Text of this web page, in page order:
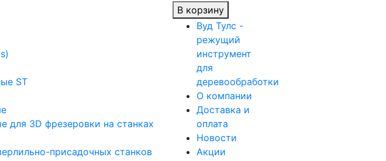
В корзину
ST
для 3D фрезеровки на станках
присадочных станков
Вуд Тулс -
режущий
инструмент
для
деревообработки
О компании
Доставка и
оплата
Новости
Акции